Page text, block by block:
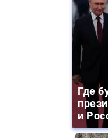
Где
и